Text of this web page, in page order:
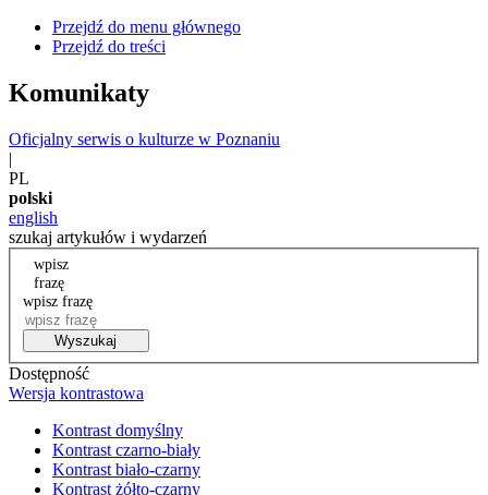
Przejdź do menu głównego
Przejdź do treści
Komunikaty
Oficjalny serwis o kulturze w Poznaniu
|
PL
polski
english
szukaj artykułów i wydarzeń
wpisz
frazę
wpisz frazę
Wyszukaj
Dostępność
Wersja kontrastowa
Kontrast domyślny
Kontrast czarno-biały
Kontrast biało-czarny
Kontrast żółto-czarny